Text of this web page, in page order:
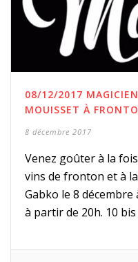
08/12/2017
MOUISSET À
8 décembre 2017
Venez goûter à la
vins de fronton et à
Gabko le 8
à partir de 20h. 10